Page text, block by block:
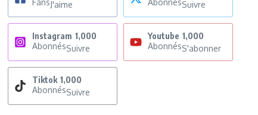
FansJ'aime
AbonnésSuivre
Instagram 1,000
AbonnésSuivre
Youtube 1,000
AbonnésS'abonner
Tiktok 1,000
AbonnésSuivre